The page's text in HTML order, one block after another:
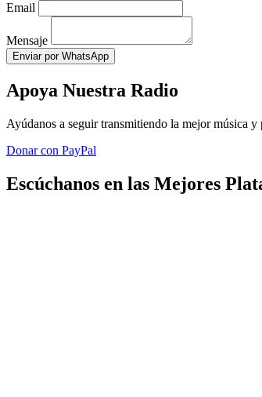
Email
Mensaje
Enviar por WhatsApp
Apoya Nuestra Radio
Ayúdanos a seguir transmitiendo la mejor música
Donar con PayPal
Escúchanos en las Mejores